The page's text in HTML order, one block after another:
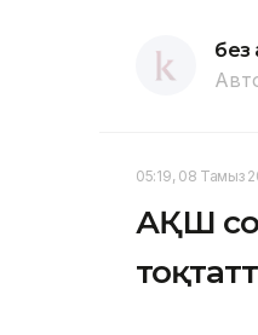
без
05:19, 08 Тамыз
АҚШ